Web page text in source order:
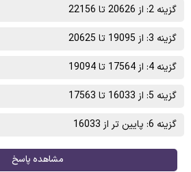
گزینه 2: از 20626 تا 22156
گزینه 3: از 19095 تا 20625
گزینه 4: از 17564 تا 19094
گزینه 5: از 16033 تا 17563
گزینه 6: پایین تر از 16033
مشاهده پاسخ